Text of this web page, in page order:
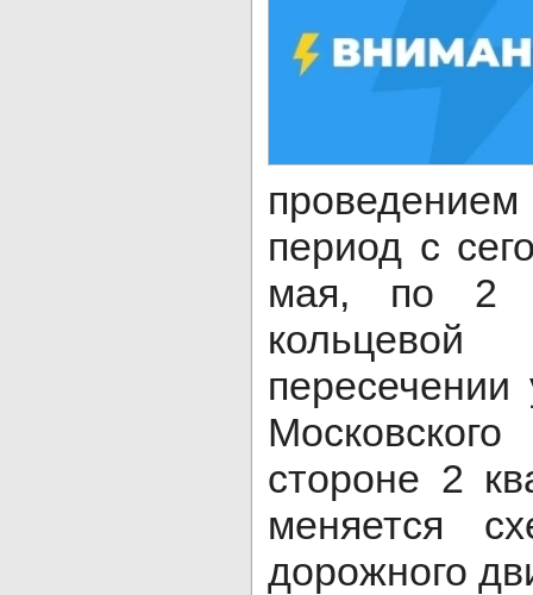
период c
мая, по 2
стороне 2
меняется
дорожного